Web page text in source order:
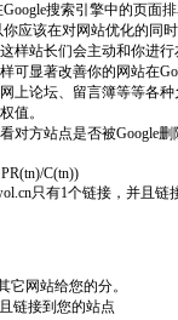
搜索引擎中的页面
应该在对网站优化的同
样站长们会主动和你进
可显著改善你的网站在
上论坛、留言簿等等各
值。
对方站点是否被Google
C(tn))
只有1个链接，并且链
它网站给您的分。
链接到您的站点